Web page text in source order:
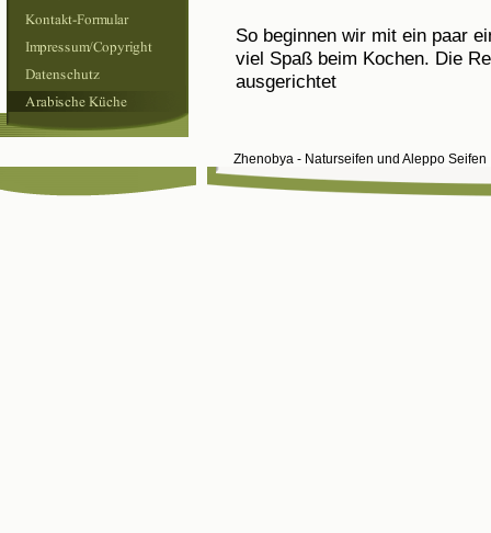
So beginnen wir mit ein paar
viel Spaß beim Kochen. Die
ausgerichtet
Zhenobya - Naturseifen und Aleppo